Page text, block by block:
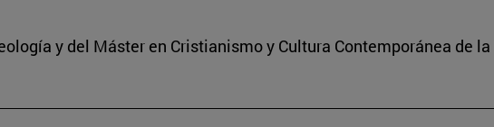
y del Máster en Cristianismo y Cultura Contemporánea de